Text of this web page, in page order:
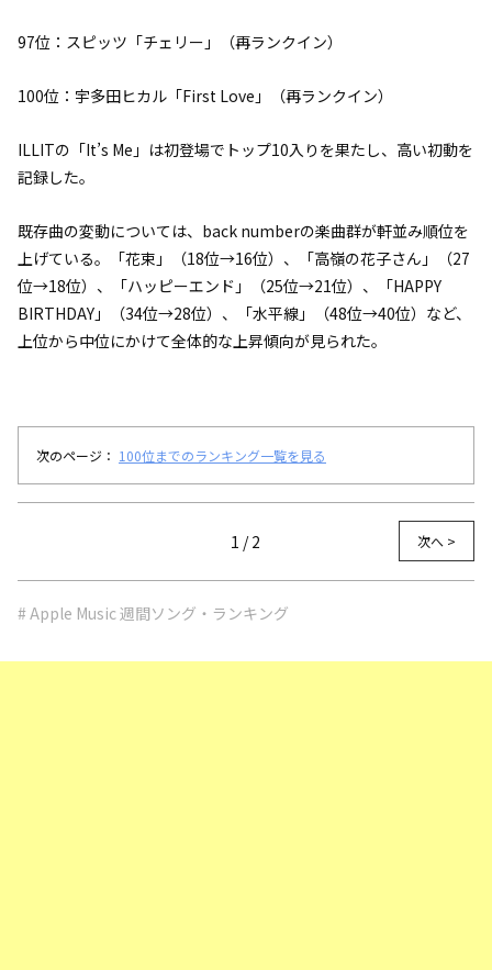
97位：スピッツ「チェリー」（再ランクイン）
100位：宇多田ヒカル「First Love」（再ランクイン）
ILLITの「It’s Me」は初登場でトップ10入りを果たし、高い初動を
記録した。
既存曲の変動については、back numberの楽曲群が軒並み順位を
上げている。「花束」（18位→16位）、「高嶺の花子さん」（27
位→18位）、「ハッピーエンド」（25位→21位）、「HAPPY
BIRTHDAY」（34位→28位）、「水平線」（48位→40位）など、
上位から中位にかけて全体的な上昇傾向が見られた。
次のページ： 100位までのランキング一覧を見る
1 / 2 次へ >
# Apple Music 週間ソング・ランキング